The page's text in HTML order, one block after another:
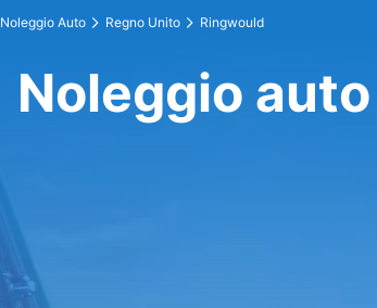
Noleggio Auto Regno Unito Ringwould
Noleggio